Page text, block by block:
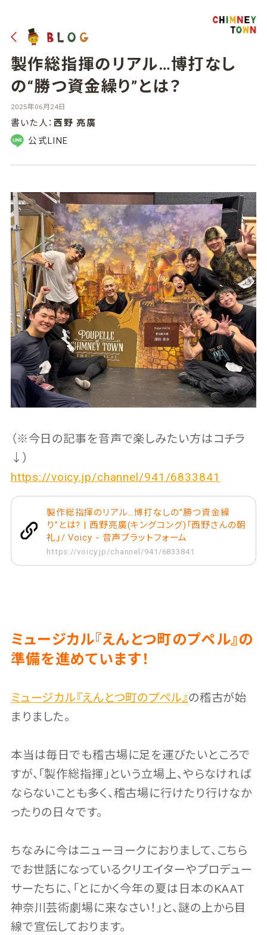
製作総指揮のリアル…博打なし
の“勝つ資金繰り”とは？
2025年06月24日
書いた人： 西野 亮廣
公式LINE
（※今日の記事を音声で楽しみたい方はコチラ
↓）
https://voicy.jp/channel/941/6833841
製作総指揮のリアル…博打なしの”勝つ資金繰
り”とは? | 西野亮廣(キングコング)「西野さんの朝
礼」/ Voicy - 音声プラットフォーム
https://voicy.jp/channel/941/6833841
ミュージカル『えんとつ町のプペル』の
準備を進めています！
ミュージカル『えんとつ町のプペル』の稽古が始
まりました。
本当は毎日でも稽古場に足を運びたいところで
すが、「製作総指揮」という立場上、やらなければ
ならないことも多く、稽古場に行けたり行けなか
ったりの日々です。
ちなみに今はニューヨークにおりまして、こちら
でお世話になっているクリエイターやプロデュー
サーたちに、「とにかく今年の夏は日本のKAAT
神奈川芸術劇場に来なさい！」と、謎の上から目
線で宣伝しております。